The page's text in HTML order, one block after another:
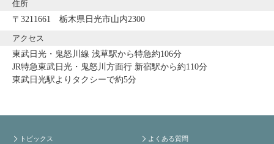
住所
〒3211661 栃木県日光市山内2300
アクセス
東武日光・鬼怒川線 浅草駅から特急約106分
JR特急東武日光・鬼怒川方面行 新宿駅から約110分
東武日光駅よりタクシーで約5分
トピックス よくある質問